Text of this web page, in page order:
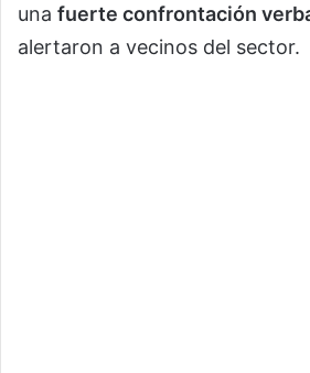
una fuerte confrontación
alertaron a vecinos del sector.